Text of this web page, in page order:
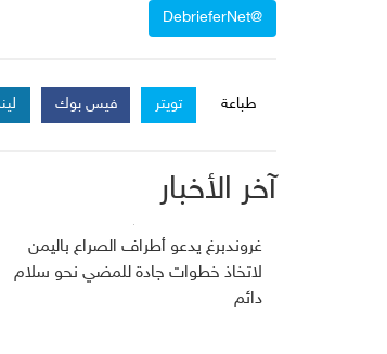
@DebrieferNet
طباعة تويتر فيس بوك
آخر الأخبار
غروندبرغ يدعو أطراف الصراع باليمن
لاتخاذ خطوات جادة للمضي نحو سلام
دائم